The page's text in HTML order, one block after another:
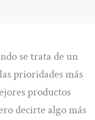
se trata de un
prioridades más
productos
decirte algo más